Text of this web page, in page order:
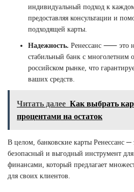
индивидуальный подход к
предоставляя консультации и
подходящей карты.
Надежность. Ренессанс ⸺ это
стабильный банк с многолетним
российском рынке, что
ваших средств.
Читать далее Как выбрать
процентами на остаток
В целом, банковские карты Ренессанс ─
безопасный и выгодный инструмент
финансами, который предлагает
для своих клиентов.